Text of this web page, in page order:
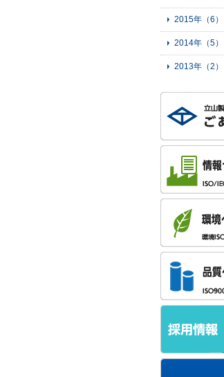
2015年（6）
2014年（5）
2013年（2）